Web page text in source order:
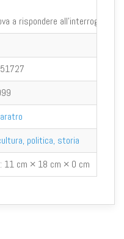
a rispondere all'interrogativo
politica, storia
11 cm × 18 cm × 0 cm